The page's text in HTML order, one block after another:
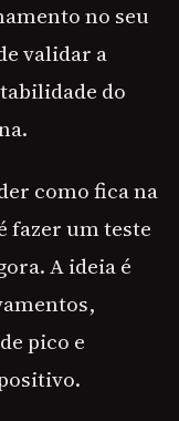
no seu
validar a
do
como fica na
fazer um teste
A ideia é
pico e